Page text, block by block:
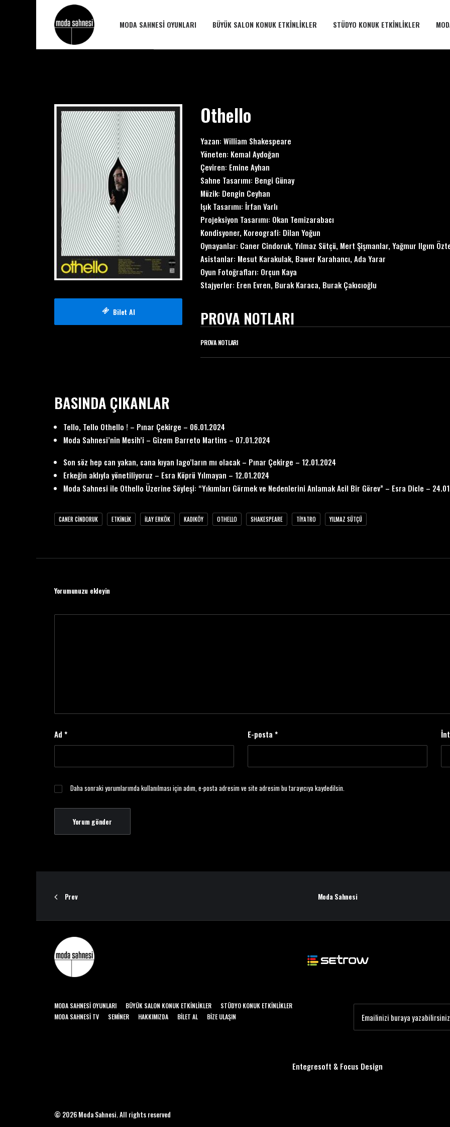
MODA SAHNESI OYUNLARI BÜYÜK SALON KONUK ETKINLIKLER STÜDYO KONUK ETKINLIKLER
Bilet Al
Othello
Yazan: William Shakespeare
Yöneten: Kemal Aydoğan
Çeviren: Emine Ayhan
Sahne Tasarımı: Bengi Günay
Müzik: Dengin Ceyhan
Işık Tasarımı: İrfan Varlı
Projeksiyon Tasarımı: Okan Temizarabacı
Kondisyoner, Koreografi: Dilan Yoğun
Oynayanlar: Caner Cindoruk, Yılmaz Sütçü, Mert Şişmanlar, Yağmur Ilgım
Asistanlar: Mesut Karakulak, Bawer Karahancı, Ada Yarar
Oyun Fotoğrafları: Orçun Kaya
Stajyerler: Eren Evren, Burak Karaca, Burak Çakıcıoğlu
PROVA NOTLARI
PROVA NOTLARI
BASINDA ÇIKANLAR
Tello, Tello Othello ! – Pınar Çekirge – 06.01.2024
Moda Sahnesi’nin Mesih’i – Gizem Barreto Martins – 07.01.2024
Son söz hep can yakan, cana kıyan Iago’ların mı olacak – Pınar Çekirge – 12.01.2024
Erkeğin aklıyla yönetiliyoruz – Esra Köprü Yılmayan – 12.01.2024
Moda Sahnesi ile Othello Üzerine Söyleşi: “Yıkımları Görmek ve Nedenlerini Anlamak Acil Bir Görev” – Esra Dicle –
CANER CINDORUK ETKINLIK ILAY ERKÖK KADIKÖY OTHELLO SHAKESPEARE TIYATRO YILMAZ SÜTÇÜ
Yorumunuzu ekleyin
Ad * E-posta *
Daha sonraki yorumlarımda kullanılması için adım, e-posta adresim ve site adresim bu tarayıcıya kaydedilsin.
Prev Moda Sahnesi
MODA SAHNESI OYUNLARI BÜYÜK SALON KONUK ETKINLIKLER
STÜDYO KONUK ETKINLIKLER
MODA SAHNESI TV
SEMINER HAKKIMIZDA BILET AL BIZE ULAŞIN
Entegresoft & Focus Design
© 2026 Moda Sahnesi. All rights reserved